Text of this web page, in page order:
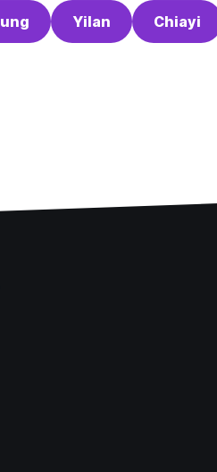
Yilan Chiayi